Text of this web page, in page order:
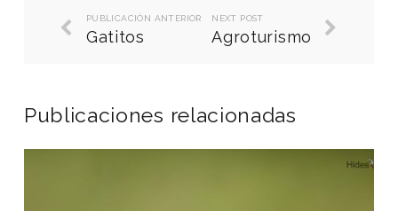
PUBLICACIÓN ANTERIOR
Gatitos
NEXT POST
Agroturismo
Publicaciones relacionadas